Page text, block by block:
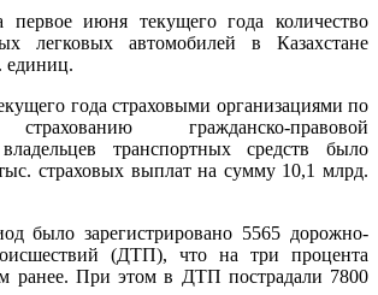
июня текущего года количество
легковых автомобилей в Казахстане
единиц.
года страховыми организациями по
страхованию гражданско-правовой
владельцев транспортных средств было
страховых выплат на сумму 10,1 млрд.
было зарегистрировано 5565 дорожно-
(ДТП), что на три процента
ранее. При этом в ДТП пострадали 7800